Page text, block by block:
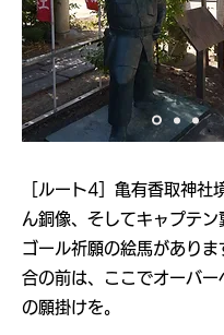
［ルート4］亀有香取神社
ん銅像、そしてキャプテン
ゴール祈願の絵馬がありま
合の前は、ここでオーバー
の願掛けを。